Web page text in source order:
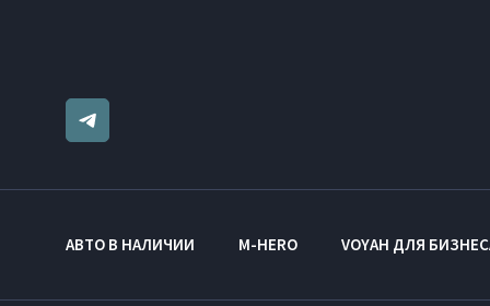
АВТО В НАЛИЧИИ M-HERO VOYAH ДЛЯ